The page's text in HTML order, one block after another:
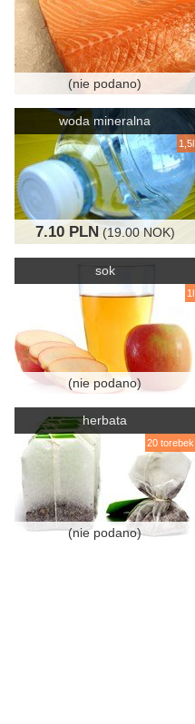
(nie podano)
woda mineralna
1,5l
7.10 PLN (19.00 NOK)
sok
1l
(nie podano)
herbata
20 torebek
(nie podano)